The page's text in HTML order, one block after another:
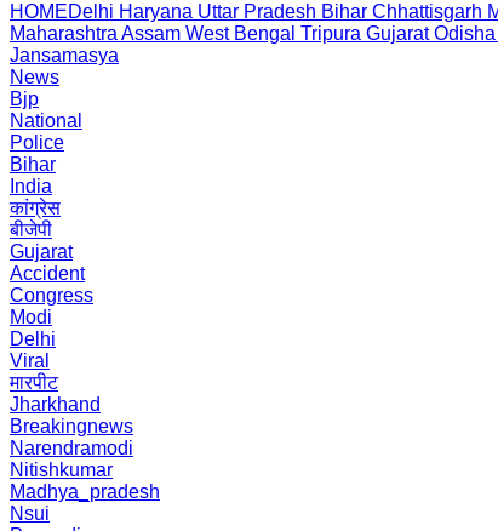
HOMEDelhi Haryana Uttar Pradesh Bihar Chhattisgarh
Maharashtra Assam West Bengal Tripura Gujarat Odisha
Jansamasya
News
Bjp
National
Police
Bihar
India
कांग्रेस
बीजेपी
Gujarat
Accident
Congress
Modi
Delhi
Viral
मारपीट
Jharkhand
Breakingnews
Narendramodi
Nitishkumar
Madhya_pradesh
Nsui